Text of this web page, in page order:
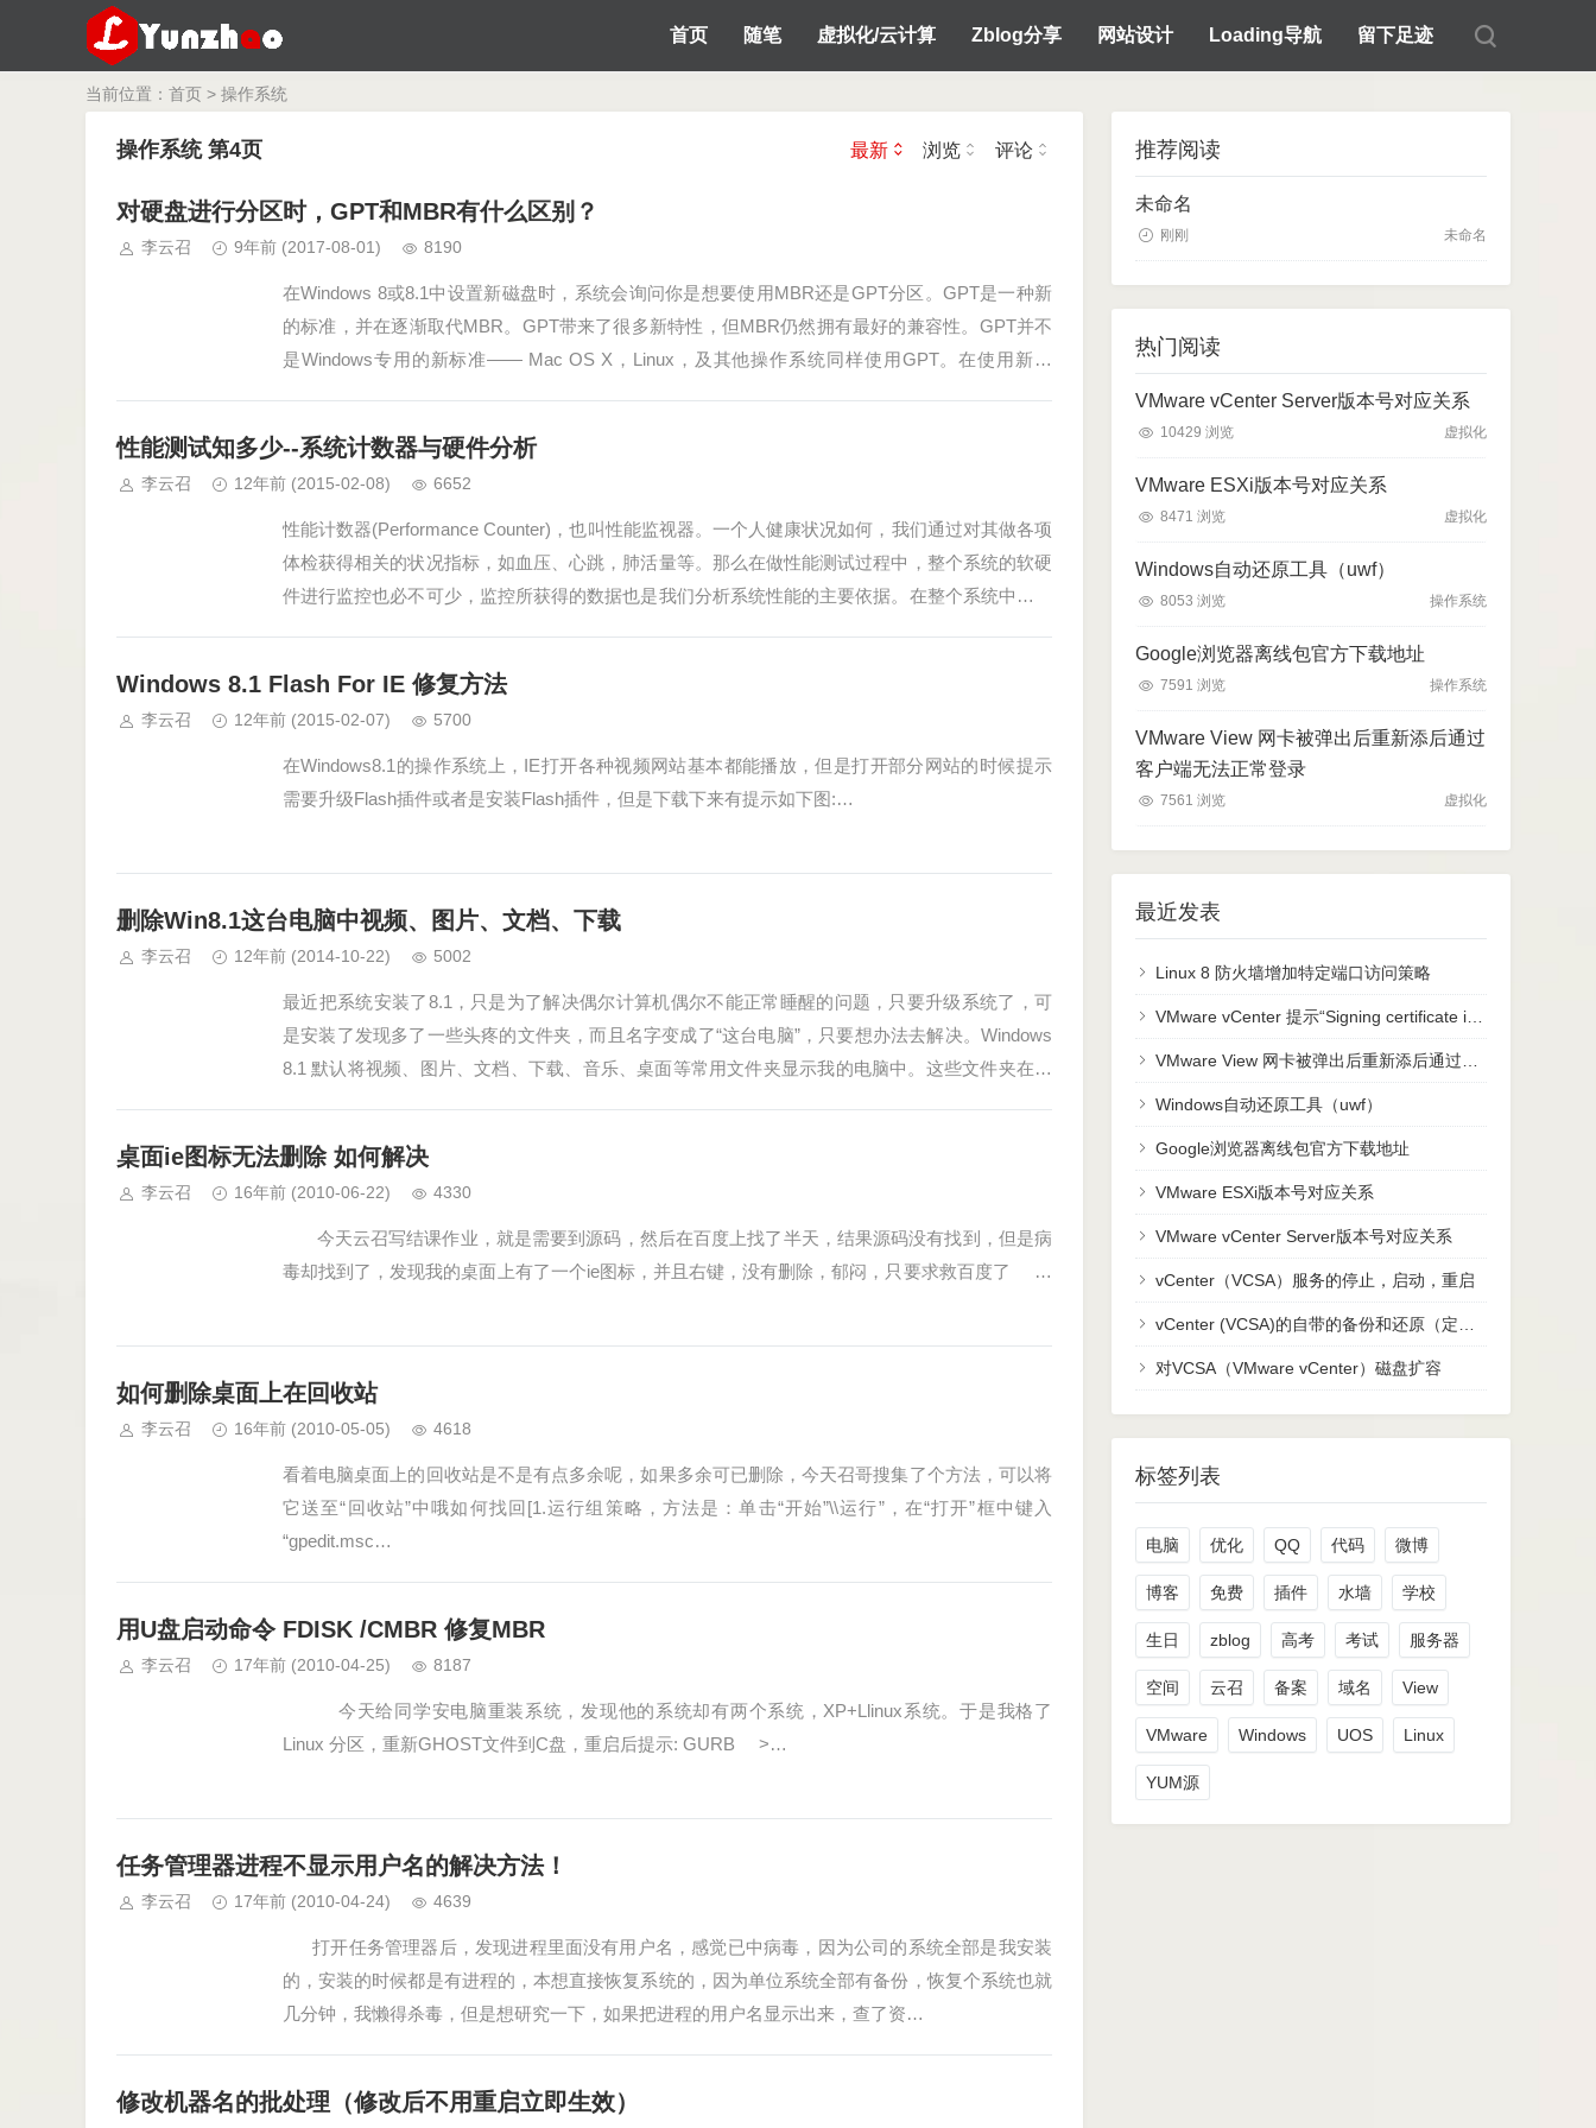
首页 随笔 虚拟化/云计算 Zblog分享 网站设计 Loading导航 留下足迹
当前位置： 首页 > 操作系统
操作系统 第4页 最新 浏览 评论
对硬盘进行分区时，GPT和MBR有什么区别？
李云召 9年前 (2017-08-01) 8190
在Windows 8或8.1中设置新磁盘时，系统会询问你是想要使用MBR还是GPT分区。GPT是一种新
的标准，并在逐渐取代MBR。GPT带来了很多新特性，但MBR仍然拥有最好的兼容性。GPT并不
是Windows专用的新标准—— Mac OS X，Linux，及其他操作系统同样使用GPT。在使用新磁
性能测试知多少--系统计数器与硬件分析
李云召 12年前 (2015-02-08) 6652
性能计数器(Performance Counter)，也叫性能监视器。一个人健康状况如何，我们通过对其做各项
体检获得相关的状况指标，如血压、心跳，肺活量等。那么在做性能测试过程中，整个系统的软硬
件进行监控也必不可少，监控所获得的数据也是我们分析系统性能的主要依据。在整个系统中，对
Windows 8.1 Flash For IE 修复方法
李云召 12年前 (2015-02-07) 5700
在Windows8.1的操作系统上，IE打开各种视频网站基本都能播放，但是打开部分网站的时候提示
需要升级Flash插件或者是安装Flash插件，但是下载下来有提示如下图:…
删除Win8.1这台电脑中视频、图片、文档、下载
李云召 12年前 (2014-10-22) 5002
最近把系统安装了8.1，只是为了解决偶尔计算机偶尔不能正常睡醒的问题，只要升级系统了，可
是安装了发现多了一些头疼的文件夹，而且名字变成了“这台电脑”，只要想办法去解决。Windows
8.1 默认将视频、图片、文档、下载、音乐、桌面等常用文件夹显示我的电脑中。这些文件夹在这
桌面ie图标无法删除 如何解决
李云召 16年前 (2010-06-22) 4330
今天云召写结课作业，就是需要到源码，然后在百度上找了半天，结果源码没有找到，但是病
毒却找到了，发现我的桌面上有了一个ie图标，并且右键，没有删除，郁闷，只要求救百度了 …
如何删除桌面上在回收站
李云召 16年前 (2010-05-05) 4618
看着电脑桌面上的回收站是不是有点多余呢，如果多余可已删除，今天召哥搜集了个方法，可以将
它送至“回收站”中哦如何找回[1.运行组策略，方法是：单击“开始”\\运行”，在“打开”框中键入
“gpedit.msc…
用U盘启动命令 FDISK /CMBR 修复MBR
李云召 17年前 (2010-04-25) 8187
今天给同学安电脑重装系统，发现他的系统却有两个系统，XP+Llinux系统。于是我格了
Linux 分区，重新GHOST文件到C盘，重启后提示: GURB >…
任务管理器进程不显示用户名的解决方法！
李云召 17年前 (2010-04-24) 4639
打开任务管理器后，发现进程里面没有用户名，感觉已中病毒，因为公司的系统全部是我安装
的，安装的时候都是有进程的，本想直接恢复系统的，因为单位系统全部有备份，恢复个系统也就
几分钟，我懒得杀毒，但是想研究一下，如果把进程的用户名显示出来，查了资…
修改机器名的批处理（修改后不用重启立即生效）
推荐阅读
未命名
刚刚 未命名
热门阅读
VMware vCenter Server版本号对应关系
10429 浏览 虚拟化
VMware ESXi版本号对应关系
8471 浏览 虚拟化
Windows自动还原工具（uwf）
8053 浏览 操作系统
Google浏览器离线包官方下载地址
7591 浏览 操作系统
VMware View 网卡被弹出后重新添后通过
客户端无法正常登录
7561 浏览 虚拟化
最近发表
Linux 8 防火墙增加特定端口访问策略
VMware vCenter 提示“Signing certificate is not valid”或者“No healthy upstream”
VMware View 网卡被弹出后重新添后通过客户端无法正常登录
Windows自动还原工具（uwf）
Google浏览器离线包官方下载地址
VMware ESXi版本号对应关系
VMware vCenter Server版本号对应关系
vCenter（VCSA）服务的停止，启动，重启
vCenter (VCSA)的自带的备份和还原（定期备份很重要）
对VCSA（VMware vCenter）磁盘扩容
标签列表
电脑 优化 QQ 代码 微博
博客 免费 插件 水墙 学校
生日 zblog 高考 考试 服务器
空间 云召 备案 域名 View
VMware Windows UOS Linux
YUM源